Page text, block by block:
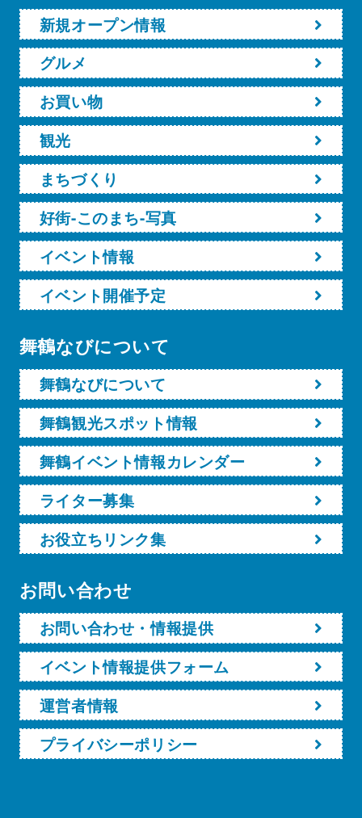
新規オープン情報
グルメ
お買い物
観光
まちづくり
好街-このまち-写真
イベント情報
イベント開催予定
舞鶴なびについて
舞鶴なびについて
舞鶴観光スポット情報
舞鶴イベント情報カレンダー
ライター募集
お役立ちリンク集
お問い合わせ
お問い合わせ・情報提供
イベント情報提供フォーム
運営者情報
プライバシーポリシー